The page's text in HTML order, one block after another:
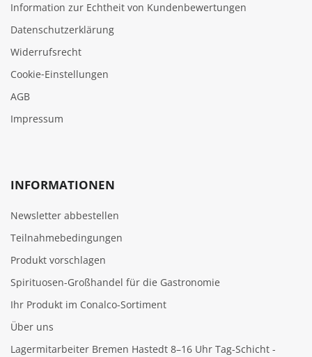
Information zur Echtheit von Kundenbewertungen
Datenschutzerklärung
Widerrufsrecht
Cookie‑Einstellungen
AGB
Impressum
INFORMATIONEN
Newsletter abbestellen
Teilnahmebedingungen
Produkt vorschlagen
Spirituosen-Großhandel für die Gastronomie
Ihr Produkt im Conalco-Sortiment
Über uns
Lagermitarbeiter Bremen Hastedt 8–16 Uhr Tag-Schicht -